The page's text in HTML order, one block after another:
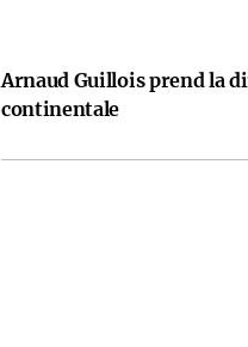
Arnaud Guillois prend la
continentale